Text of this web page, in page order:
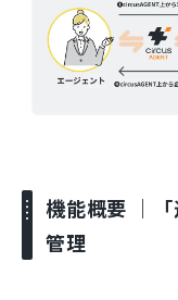
機能概要 ｜
管理